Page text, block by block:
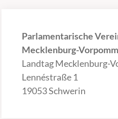
Parlamentarische
Mecklenburg-
Landtag Mecklenburg-
Lennéstraße 1
19053 Schwerin